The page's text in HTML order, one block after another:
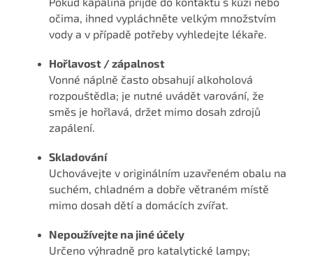
očima, ihned vypláchněte velkým množstvím
vody a v případě potřeby vyhledejte lékaře.
Hořlavost / zápalnost
Vonné náplně často obsahují alkoholová
rozpouštědla; je nutné uvádět varování, že
směs je hořlavá, držet mimo dosah zdrojů
zapálení.
Skladování
Uchovávejte v originálním uzavřeném obalu na
suchém, chladném a dobře větraném místě
mimo dosah dětí a domácích zvířat.
Nepoužívejte na jiné účely
Určeno výhradně pro katalytické lampy;